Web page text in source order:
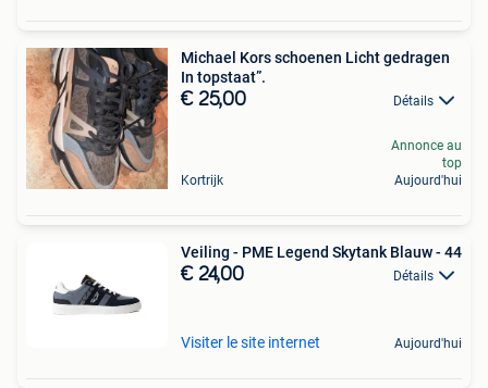
Michael Kors schoenen Licht gedragen
In topstaat”.
€ 25,00 Détails
Kortrijk
Annonce au
top
Aujourd'hui
Veiling - PME Legend Skytank Blauw - 44
€ 24,00 Détails
Visiter le site internet Aujourd'hui